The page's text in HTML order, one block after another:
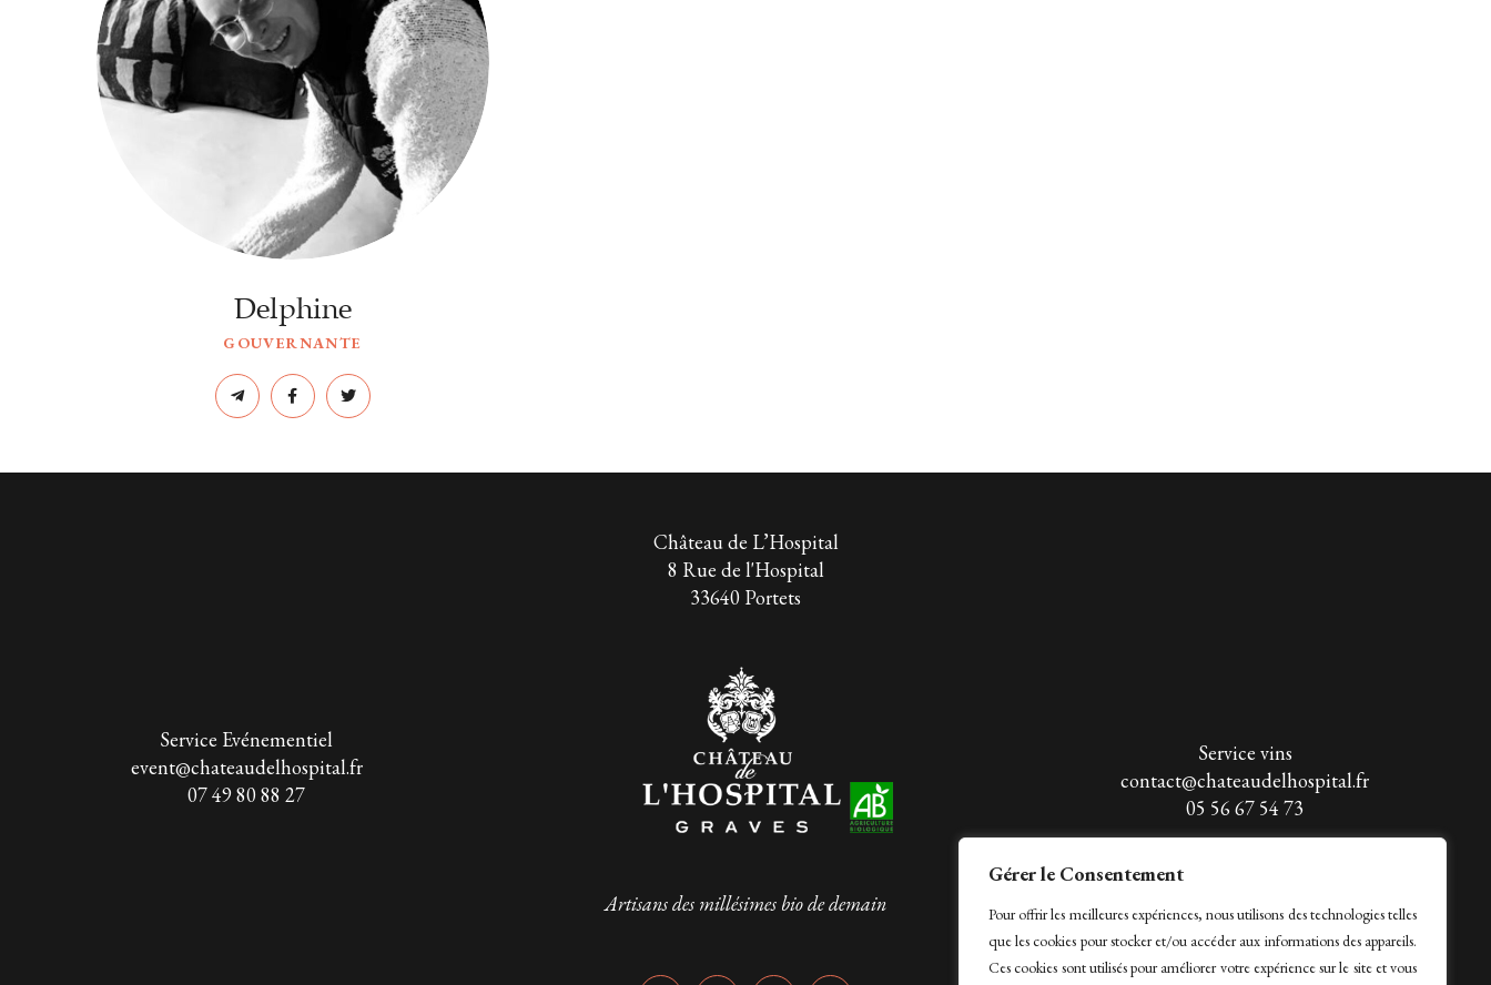
Gérer le Consentement
Pour offrir les meilleures expériences, nous utilisons des technologies telles
que les cookies pour stocker et/ou accéder aux informations des appareils.
Ces cookies sont utilisés pour améliorer votre expérience sur le site et vous
Delphine
GOUVERNANTE
Service Evénementiel
event@chateaudelhospital.fr
07 49 80 88 27
Château de L’Hospital
8 Rue de l'Hospital
33640 Portets
Artisans des millésimes bio de demain
Service vins
contact@chateaudelhospital.fr
05 56 67 54 73